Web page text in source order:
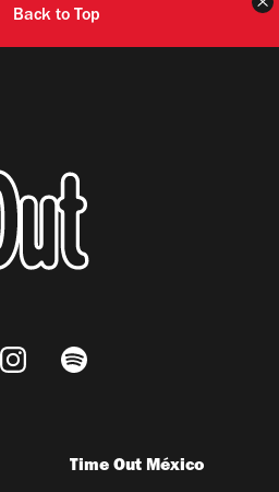
Back to Top
Time Out México